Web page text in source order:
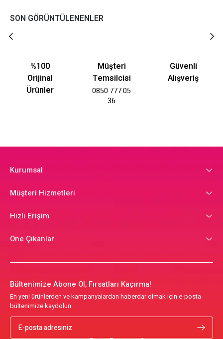
SON GÖRÜNTÜLENENLER
%100
Orijinal
Ürünler
Müşteri
Temsilcisi
0850 777 05
36
Güvenli
Alışveriş
Kurumsal
Müşteri Hizmetleri
Hızlı Erişim
Öne Çıkanlar
Bültenimize Abone Ol, Fırsatları Kaçırma!
En yeni ürünlerden ve kampanyalardan haberdar olmak için e-posta
bültenimize kaydolun.